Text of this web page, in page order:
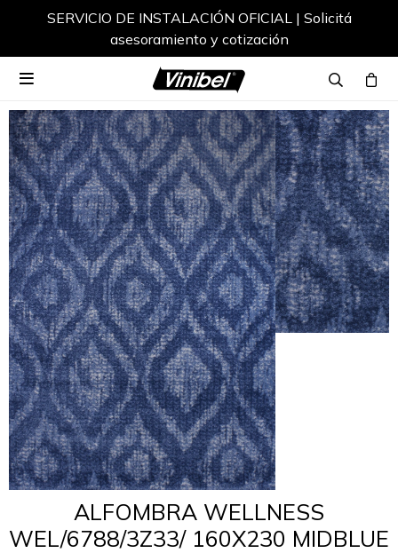
SERVICIO DE INSTALACIÓN OFICIAL | Solicitá
asesoramiento y cotización

ALFOMBRA WELLNESS
WEL/6788/3Z33/ 160X230 MIDBLUE